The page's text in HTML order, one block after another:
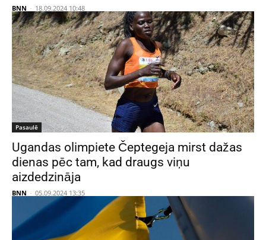
BNN - 18.09.2024 10:48
Pasaulē
Ugandas olimpiete Čeptegeja mirst dažas
dienas pēc tam, kad draugs viņu
aizdedzināja
BNN - 05.09.2024 13:35